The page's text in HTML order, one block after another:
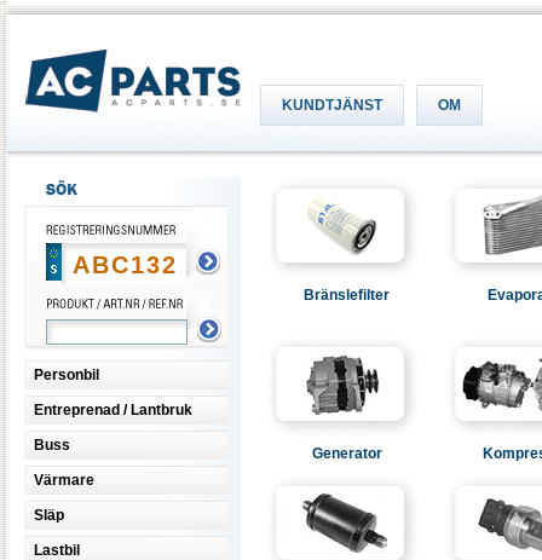
KUNDTJÄNST OM
Personbil
Entreprenad / Lantbruk
Buss
Värmare
Släp
Lastbil
Bränslefilter
Generator